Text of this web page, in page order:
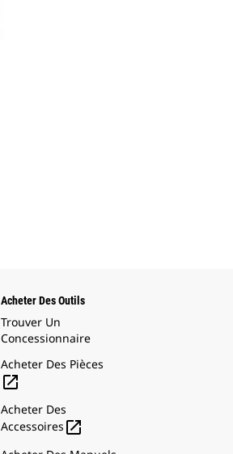
Acheter Des Outils
Trouver Un
Concessionnaire
Acheter Des Pièces

Acheter Des
Accessoires 